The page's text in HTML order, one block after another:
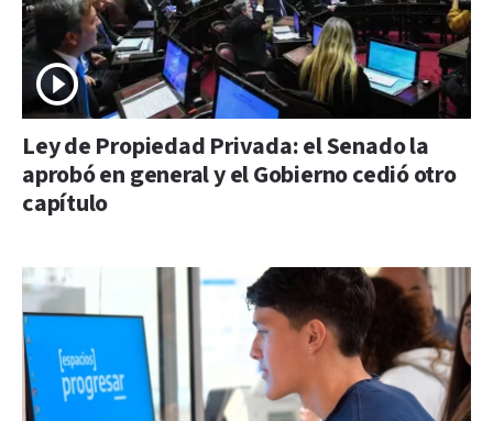
Ley de Propiedad Privada: el Senado la
aprobó en general y el Gobierno cedió otro
capítulo